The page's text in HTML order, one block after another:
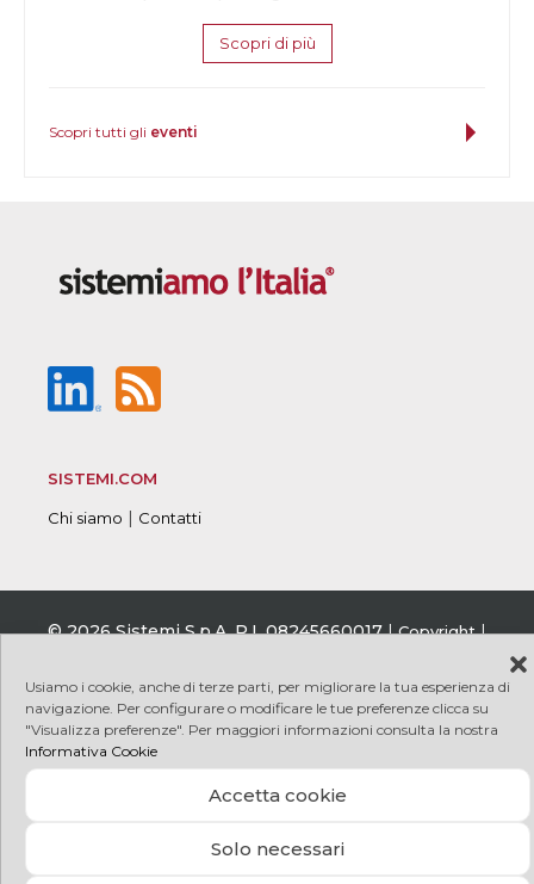
Usiamo i cookie, anche di terze parti, per migliorare la tua esperienza di
navigazione. Per configurare o modificare le tue preferenze clicca su
"Visualizza preferenze". Per maggiori informazioni consulta la nostra
Informativa Cookie
Accetta cookie
Solo necessari
Scopri di più
Scopri tutti gli eventi
SISTEMI.COM
Chi siamo | Contatti
© 2026 Sistemi S.p.A. P.I. 08245660017|Copyright|